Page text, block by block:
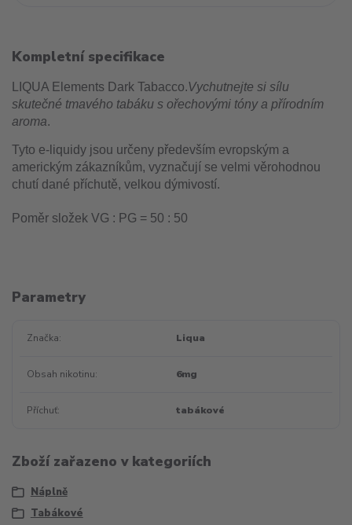
Kompletní specifikace
LIQUA Elements Dark Tabacco.Vychutnejte si sílu
skutečné tmavého tabáku s ořechovými tóny a přírodním
aroma.
Tyto e-liquidy jsou určeny především evropským a
americkým zákazníkům, vyznačují se velmi věrohodnou
chutí dané příchutě, velkou dýmivostí.
Poměr složek VG : PG = 50 : 50
Parametry
Značka Liqua
Obsah nikotinu 6mg
Příchuť tabákové
Zboží zařazeno v kategoriích
Náplně
Tabákové